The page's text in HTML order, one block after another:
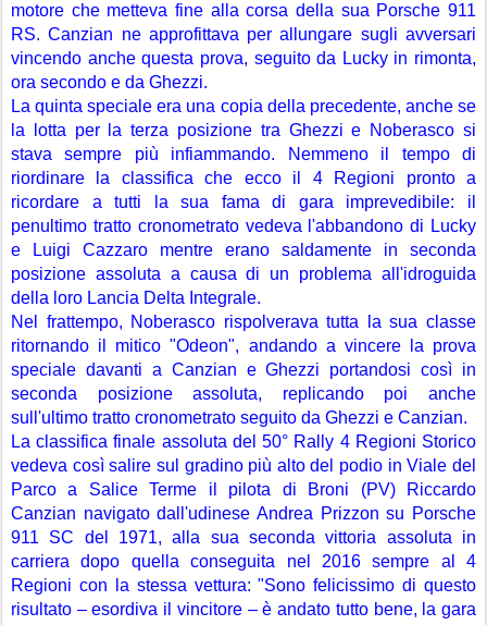
motore che metteva fine alla corsa della sua Porsche 911
RS. Canzian ne approfittava per allungare sugli avversari
vincendo anche questa prova, seguito da Lucky in rimonta,
ora secondo e da Ghezzi.
La quinta speciale era una copia della precedente, anche se
la lotta per la terza posizione tra Ghezzi e Noberasco si
stava sempre più infiammando. Nemmeno il tempo di
riordinare la classifica che ecco il 4 Regioni pronto a
ricordare a tutti la sua fama di gara imprevedibile: il
penultimo tratto cronometrato vedeva l'abbandono di Lucky
e Luigi Cazzaro mentre erano saldamente in seconda
posizione assoluta a causa di un problema all'idroguida
della loro Lancia Delta Integrale.
Nel frattempo, Noberasco rispolverava tutta la sua classe
ritornando il mitico "Odeon", andando a vincere la prova
speciale davanti a Canzian e Ghezzi portandosi così in
seconda posizione assoluta, replicando poi anche
sull'ultimo tratto cronometrato seguito da Ghezzi e Canzian.
La classifica finale assoluta del 50° Rally 4 Regioni Storico
vedeva così salire sul gradino più alto del podio in Viale del
Parco a Salice Terme il pilota di Broni (PV) Riccardo
Canzian navigato dall'udinese Andrea Prizzon su Porsche
911 SC del 1971, alla sua seconda vittoria assoluta in
carriera dopo quella conseguita nel 2016 sempre al 4
Regioni con la stessa vettura: "Sono felicissimo di questo
risultato – esordiva il vincitore – è andato tutto bene, la gara